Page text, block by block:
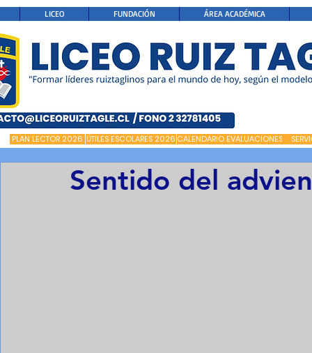
LICEO FUNDACIÓN ÁREA ACADÉMICA
PLAN LECTOR 2026 ÚTILES ESCOLARES 2026 CALENDARIO EVALUACIONES
Sentido del